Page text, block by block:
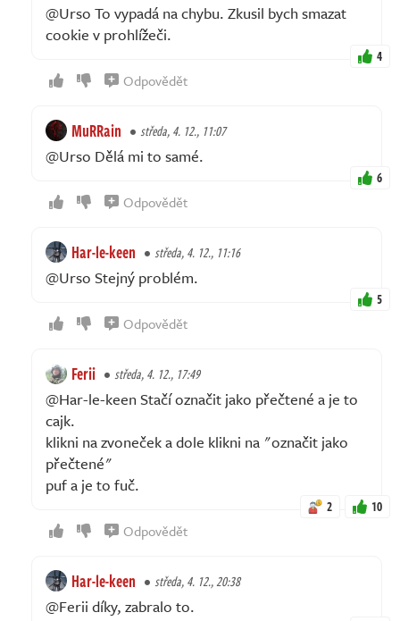
@Urso To vypadá na chybu. Zkusil bych smazat
cookie v prohlížeči.
4
Odpovědět
MuRRain středa, 4. 12., 11:07
@Urso Dělá mi to samé.
6
Odpovědět
Har-le-keen středa, 4. 12., 11:16
@Urso Stejný problém.
5
Odpovědět
Ferii středa, 4. 12., 17:49
@Har-le-keen Stačí označit jako přečtené a je to
cajk.
klikni na zvoneček a dole klikni na "označit jako
přečtené"
puf a je to fuč.
2 10
Odpovědět
Har-le-keen středa, 4. 12., 20:38
@Ferii díky, zabralo to.